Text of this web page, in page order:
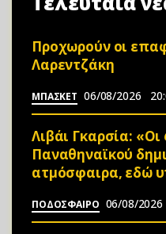
Προχωρούν οι
Λαρεντζάκη
ΜΠΑΣΚΕΤ 06/08/2026
Λιβάι Γκαρσία:
Παναθηναϊκού
ατμόσφαιρα, εδώ
ΠΟΔΟΣΦΑΙΡΟ 06/08/2026